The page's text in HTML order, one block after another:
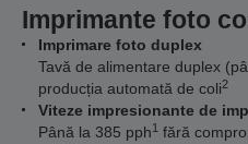
Imprimante foto
Imprimare foto duplex
Tavă de alimentare duplex
producția automată de coli2
Viteze impresionante de
Până la 385 pph1 fără